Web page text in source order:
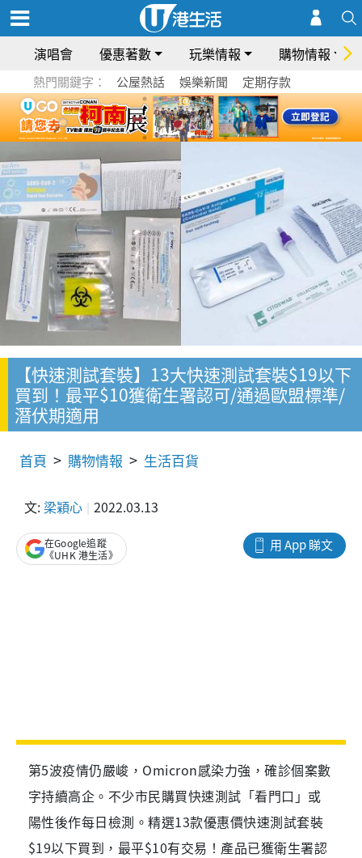
演唱會 優惠著數 玩樂情報 購物情報
熱門關鍵字： 公屋熱話 娛樂新聞 定期存款
【快速測試套裝】13大快速測試套裝$19以下
買到！最平$10獲衛生署認可/通過歐盟標準/
潛伏期適用
首頁 購物情報 生活百貨
文: 梁穎心 2022.03.13
用 App 睇文
在Google追蹤
《UHK 港生活》
第5波疫情仍嚴峻，Omicron感染力強，確診個案數
字持續高企。不少市民購買快速測試「看門口」或
陽性後作每日檢測。精選13款優惠價快速測試套裝
$19以下買到，最平$10有交易！產品已獲衛生署認